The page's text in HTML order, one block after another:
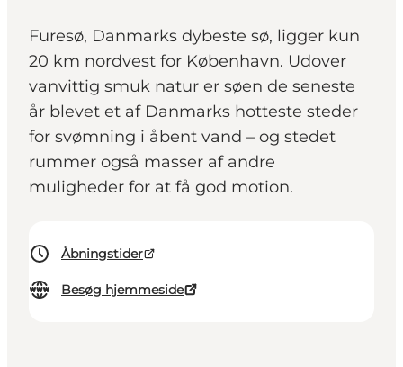
Furesø, Danmarks dybeste sø, ligger kun
20 km nordvest for København. Udover
vanvittig smuk natur er søen de seneste
år blevet et af Danmarks hotteste steder
for svømning i åbent vand – og stedet
rummer også masser af andre
muligheder for at få god motion.
Åbningstider
Besøg hjemmeside